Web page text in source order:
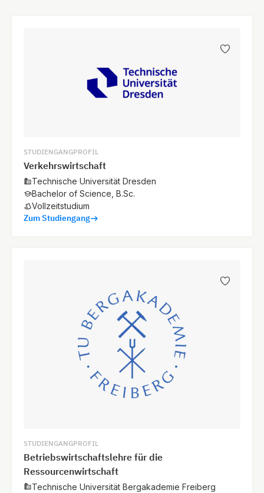
STUDIENGANGPROFIL
Verkehrswirtschaft
Technische Universität Dresden
Bachelor of Science, B.Sc.
Vollzeitstudium
Zum Studiengang
STUDIENGANGPROFIL
Betriebswirtschaftslehre für die
Ressourcenwirtschaft
Technische Universität Bergakademie Freiberg